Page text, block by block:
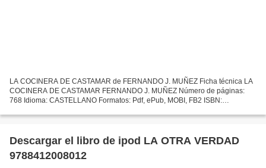
LA COCINERA DE CASTAMAR de FERNANDO J. MUÑEZ Ficha técnica LA
COCINERA DE CASTAMAR FERNANDO J. MUÑEZ Número de páginas:
768 Idioma: CASTELLANO Formatos: Pdf, ePub, MOBI, FB2 ISBN:
gratis...
Descargar el libro de ipod LA OTRA VERDAD
9788412008012